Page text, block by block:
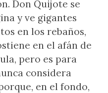
Don Quijote se
y ve gigantes
en los rebaños,
en el afán de
pero es para
considera
en el fondo,